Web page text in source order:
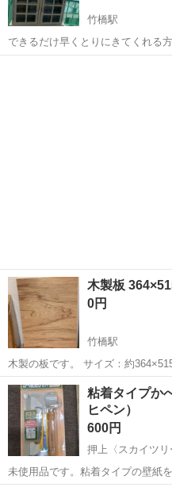
竹橋駅
できるだけ早くとりにきてくれる
しくおねがいします。
木製板
0円
竹橋駅
木製の板です。 サイズ：約
があります。写真をご確認くださ
でしょうか。
東京 千代田区 竹橋駅
粘着タイプか
ヒペン）
600円
押上〈スカイツリ
未使用品です。粘着タイプの壁紙
ト内容は ・おさえヘラ ・ステン